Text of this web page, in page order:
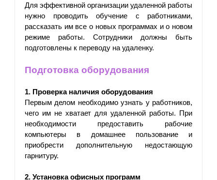
Для эффективной организации удаленной работы
нужно проводить обучение с работниками,
рассказать им все о новых программах и о новом
режиме работы. Сотрудники должны быть
подготовлены к переводу на удаленку.
Подготовка оборудования
1. Проверка наличия оборудования
Первым делом необходимо узнать у работников,
чего им не хватает для удаленной работы. При
необходимости предоставить рабочие
компьютеры в домашнее пользование и
приобрести дополнительную недостающую
гарнитуру.
2. Установка офисных программ